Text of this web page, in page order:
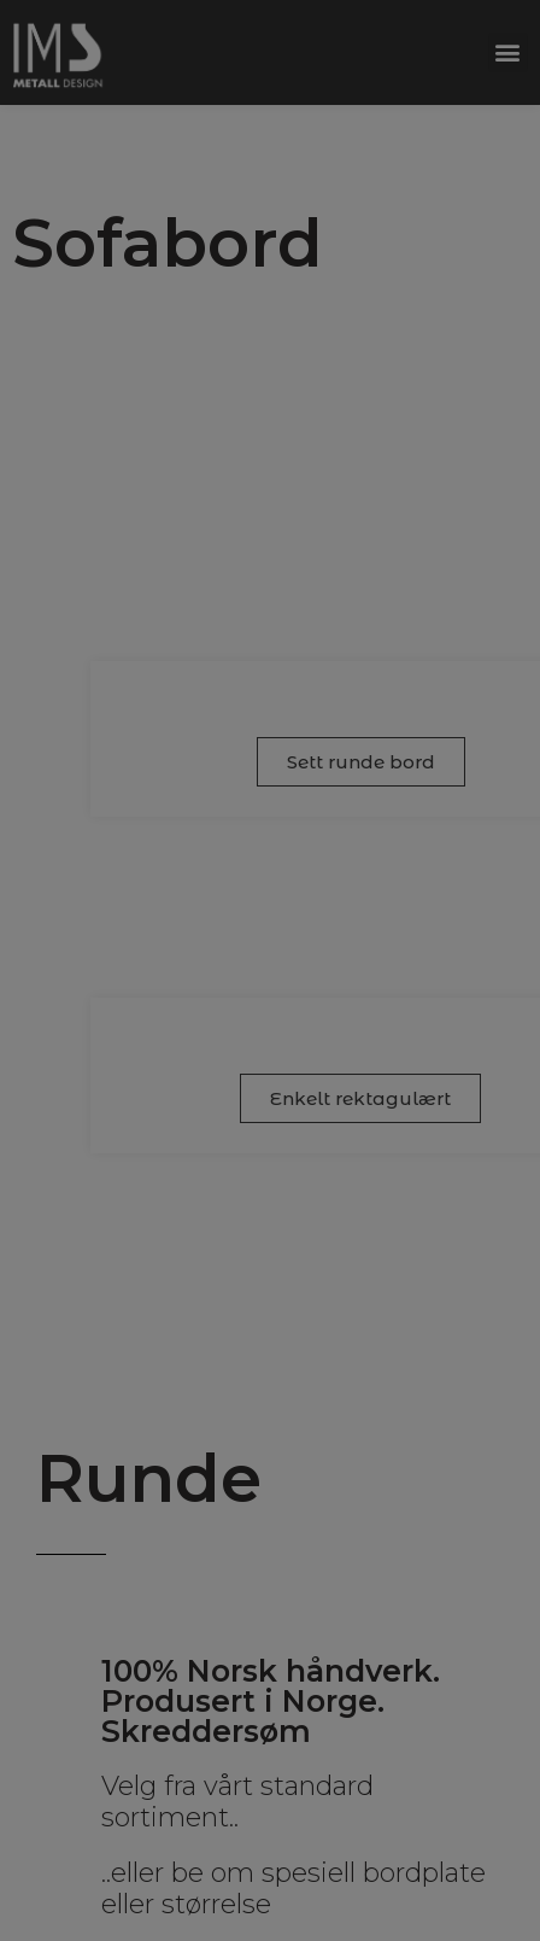
Sofabord
Sett runde bord
Enkelt rektagulært
Runde
100% Norsk håndverk.
Produsert i Norge.
Skreddersøm
Velg fra vårt standard
sortiment..
..eller be om spesiell bordplate
eller størrelse